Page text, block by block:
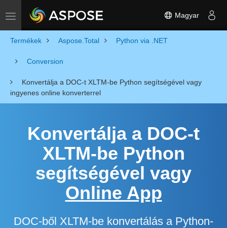
Toggle navigation Magyar
Termékek Aspose.Total Python via .NET
Conversion
Konvertálja a DOC-t XLTM-be Python segítségével vagy
ingyenes online konverterrel
Konvertálja a DOC-t
XLTM-be Python
segítségével vagy
Online App
DOC-ből XLTM-be konvertálás a Python-